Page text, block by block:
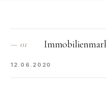
— 01
12.06.2020